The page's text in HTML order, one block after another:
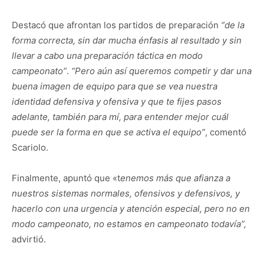
Destacó que afrontan los partidos de preparación “de la
forma correcta, sin dar mucha énfasis al resultado y sin
llevar a cabo una preparación táctica en modo
campeonato”. “Pero aún así queremos competir y dar una
buena imagen de equipo para que se vea nuestra
identidad defensiva y ofensiva y que te fijes pasos
adelante, también para mí, para entender mejor cuál
puede ser la forma en que se activa el equipo”, comentó
Scariolo.
Finalmente, apuntó que «tenemos más que afianza a
nuestros sistemas normales, ofensivos y defensivos, y
hacerlo con una urgencia y atención especial, pero no en
modo campeonato, no estamos en campeonato todavía”,
advirtió.